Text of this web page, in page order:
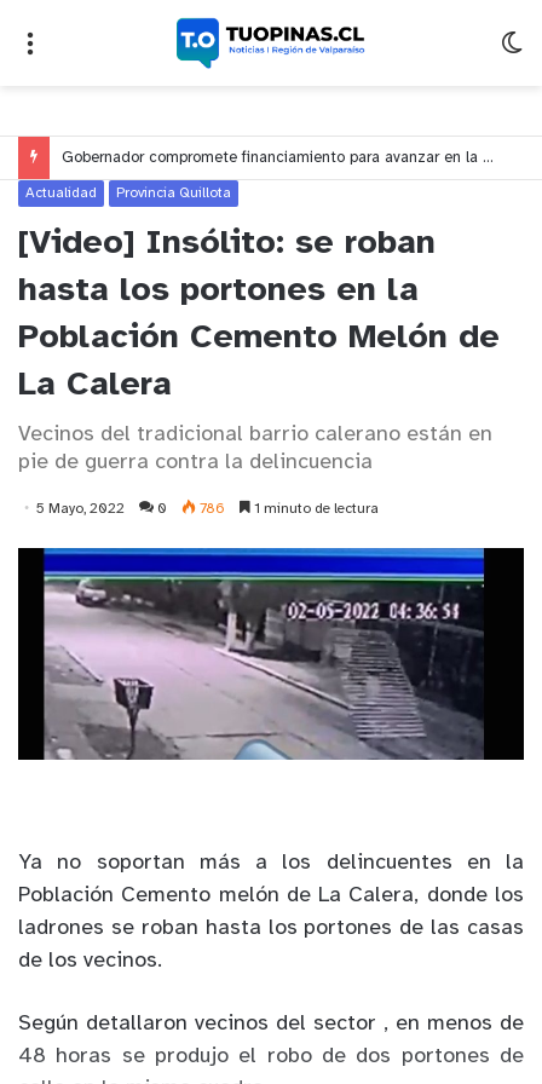
Gobernador compromete financiamiento para avanzar en la construcción del Puente Colón de Limache
Actualidad Provincia Quillota
[Video] Insólito: se roban
hasta los portones en la
Población Cemento Melón de
La Calera
Vecinos del tradicional barrio calerano están en
pie de guerra contra la delincuencia
5 Mayo, 2022 0 786 1 minuto de lectura
Ya no soportan más a los delincuentes en la
Población Cemento melón de La Calera, donde los
ladrones se roban hasta los portones de las casas
de los vecinos.
Según detallaron vecinos del sector , en menos de
48 horas se produjo el robo de dos portones de